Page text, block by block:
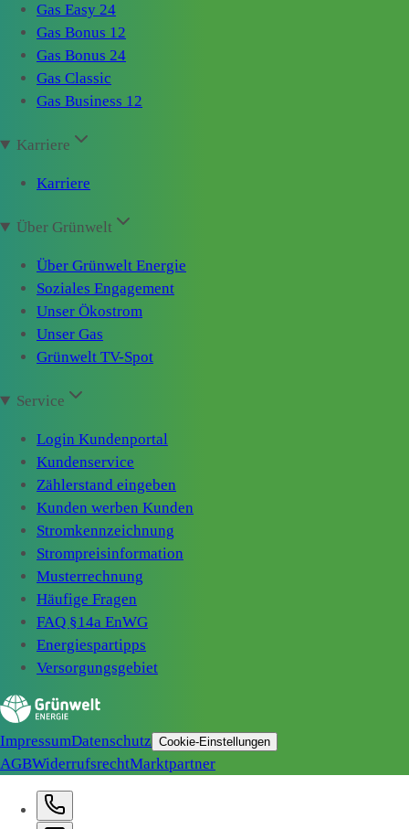
Gas Easy 24
Gas Bonus 12
Gas Bonus 24
Gas Classic
Gas Business 12
Karriere
Karriere
Über Grünwelt
Über Grünwelt Energie
Soziales Engagement
Unser Ökostrom
Unser Gas
Grünwelt TV-Spot
Service
Login Kundenportal
Kundenservice
Zählerstand eingeben
Kunden werben Kunden
Stromkennzeichnung
Strompreisinformation
Musterrechnung
Häufige Fragen
FAQ §14a EnWG
Energiespartipps
Versorgungsgebiet
ImpressumDatenschutz Cookie-Einstellungen
AGBWiderrufsrechtMarktpartner